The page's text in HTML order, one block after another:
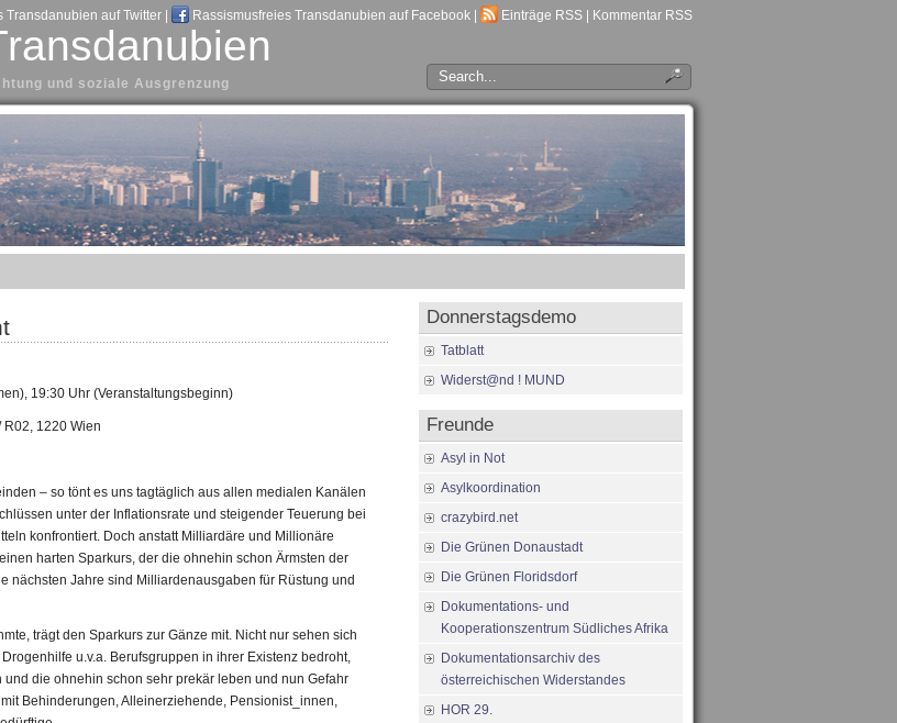
Transdanubien auf Twitter Rassismusfreies Transdanubien auf Facebook Einträge RSS Kommentar RSS
und soziale Ausgrenzung
19:30 Uhr (Veranstaltungsbeginn)
R02, 1220 Wien
– so tönt es uns tagtäglich aus allen medialen Kanälen
unter der Inflationsrate und steigender Teuerung bei
konfrontiert. Doch anstatt Milliardäre und Millionäre
harten Sparkurs, der die ohnehin schon Ärmsten der
nächsten Jahre sind Milliardenausgaben für Rüstung und
trägt den Sparkurs zur Gänze mit. Nicht nur sehen sich
u.v.a. Berufsgruppen in ihrer Existenz bedroht,
die ohnehin schon sehr prekär leben und nun Gefahr
Behinderungen, Alleinerziehende, Pensionist_innen,
Donnerstagsdemo
Tatblatt
Widerst@nd ! MUND
Freunde
Asyl in Not
Asylkoordination
crazybird.net
Die Grünen Donaustadt
Die Grünen Floridsdorf
Dokumentations- und
Kooperationszentrum Südliches Afrika
Dokumentationsarchiv des
österreichischen Widerstandes
HOR 29.